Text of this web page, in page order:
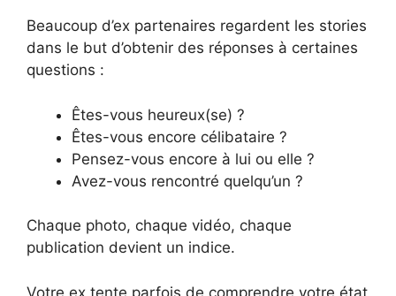
Beaucoup d’ex partenaires regardent les stories
dans le but d’obtenir des réponses à certaines
questions :
Êtes-vous heureux(se) ?
Êtes-vous encore célibataire ?
Pensez-vous encore à lui ou elle ?
Avez-vous rencontré quelqu’un ?
Chaque photo, chaque vidéo, chaque
publication devient un indice.
Votre ex tente parfois de comprendre votre état